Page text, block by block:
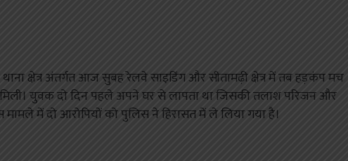
क्षेत्र अंतर्गत आज सुबह रेलवे साइडिंग और सीतामढ़ी क्षेत्र में तब हड़कंप मच
युवक दो दिन पहले अपने घर से लापता था जिसकी तलाश परिजन और
मामले में दो आरोपियों को पुलिस ने हिरासत में ले लिया गया है।